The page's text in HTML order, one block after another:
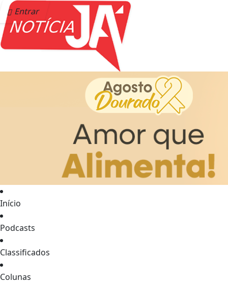
Entrar
Início
Podcasts
Classificados
Colunas